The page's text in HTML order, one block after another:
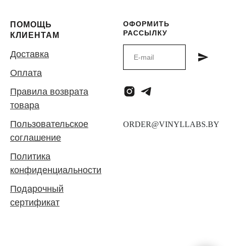
ПОМОЩЬ
КЛИЕНТАМ
Доставка
Оплата
Правила возврата
товара
Пользовательское
соглашение
Политика
конфиденциальности
Подарочный
сертификат
ОФОРМИТЬ
РАССЫЛКУ